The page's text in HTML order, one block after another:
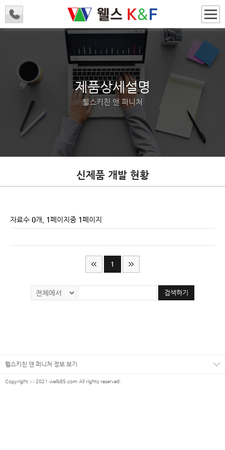
제품상세설명
웰스키친 앤 퍼니처
신제품 개발 현황
자료수 0개, 1페이지중 1페이지
1
검색하기
웰스키친 앤 퍼니처 정보 보기
Copyright ⓒ 2021 wells85.com All rights reserved.